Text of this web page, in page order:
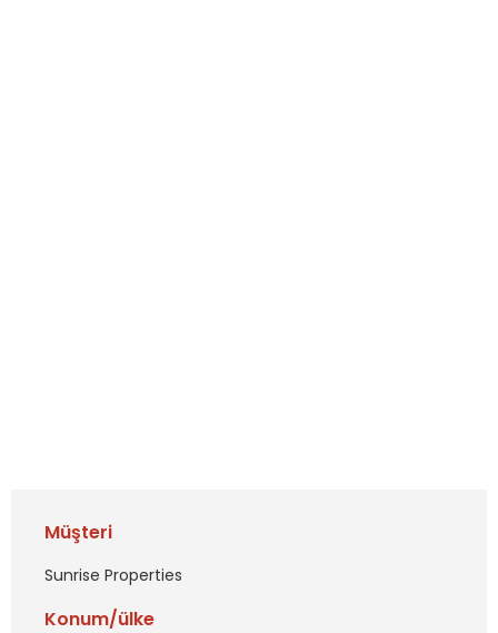
Müşteri
Sunrise Properties
Konum/ülke